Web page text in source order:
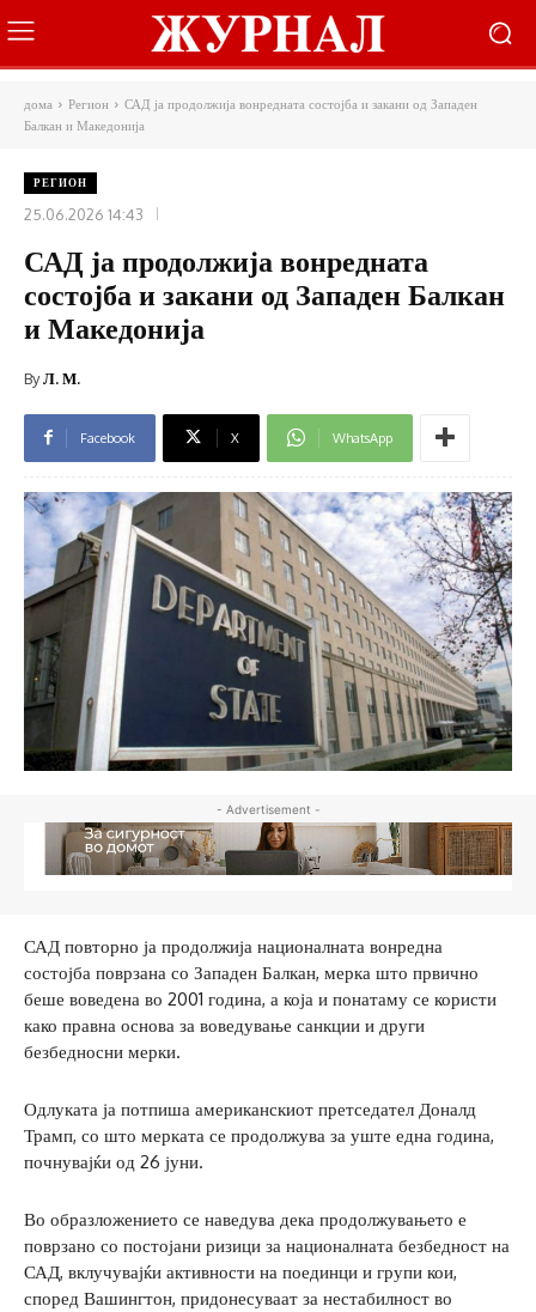
дома Регион
САД ја продолжија вонредната состојба и закани од Западен
Балкан и Македонија
РЕГИОН
25.06.2026 14:43
САД ја продолжија вонредната
состојба и закани од Западен Балкан
и Македонија
ByЛ. М.
Facebook X WhatsApp
- Advertisement -
САД повторно ја продолжија националната вонредна
состојба поврзана со Западен Балкан, мерка што првично
беше воведена во 2001 година, а која и понатаму се користи
како правна основа за воведување санкции и други
безбедносни мерки.
Одлуката ја потпиша американскиот претседател Доналд
Трамп, со што мерката се продолжува за уште една година,
почнувајќи од 26 јуни.
Во образложението се наведува дека продолжувањето е
поврзано со постојани ризици за националната безбедност на
САД, вклучувајќи активности на поединци и групи кои,
според Вашингтон, придонесуваат за нестабилност во